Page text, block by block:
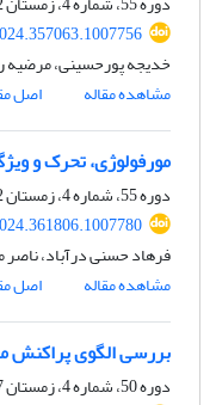
خدیجه پورحسینی، مرضیه
مشاهده مقاله
اصل
مورفولوژی، تحرک و
دوره 55، شماره 4، زمستان 1402، صفحه
فرهاد حسنی درآباد،
مشاهده مقاله
اصل
بررسی الگوی پراکنش
دوره 50، شماره 4، زمستان 1397، صفحه